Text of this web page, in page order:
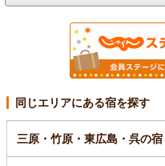
同じエリアにある宿を探す
三原・竹原・東広島・呉の宿